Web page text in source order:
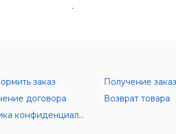
.
заказ
Получение
договора
Возврат товара
Политика конфиденциальности